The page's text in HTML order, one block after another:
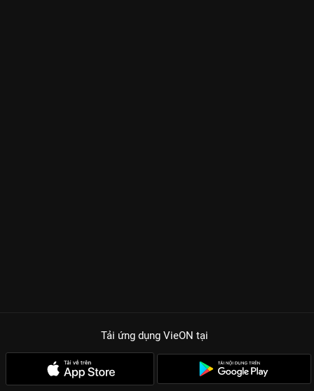
Tải ứng dụng VieON tại